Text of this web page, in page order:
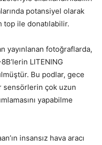
potansiyel olarak
top ile donatılabilir.
yayınlanan fotoğraflarda,
LITENING
Bu podlar, gece
sensörlerin çok uzun
yapabilme
insansız hava aracı